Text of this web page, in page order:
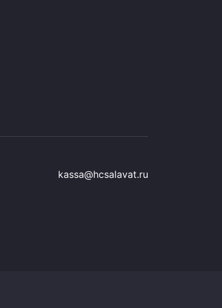
kassa@hcsalavat.ru